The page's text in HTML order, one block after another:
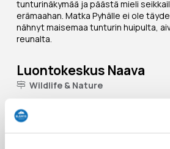
tunturinäkymää ja päästä mieli
erämaahan. Matka Pyhälle ei ole
nähnyt maisemaa tunturin huipulta,
reunalta.
Luontokeskus Naava
Wildlife & Nature
luontonäyttelyn, jossa voit tutustua